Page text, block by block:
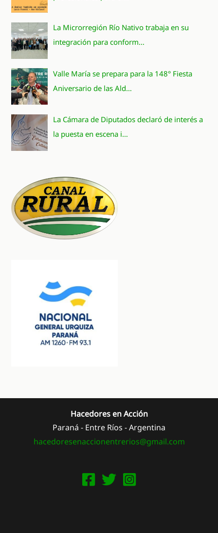
La Microrregión Río Nativo trabaja en su
integración para conform…
Valle María se prepara para la 148° Fiesta
Aniversario de las Ald…
La Cámara de Diputados declaró de interés a
la puesta en escena i…
Hacedores en Acción
Paraná - Entre Ríos - Argentina
hacedoresenaccionentrerios@gmail.com